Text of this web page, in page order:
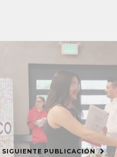
SIGUIENTE PUBLICACIÓN